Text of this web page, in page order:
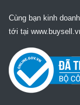
Cùng bạn kinh
tới tại